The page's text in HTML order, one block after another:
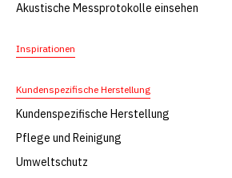
Akustische Messprotokolle einsehen
Inspirationen
Kundenspezifische Herstellung
Kundenspezifische Herstellung
Pflege und Reinigung
Umweltschutz